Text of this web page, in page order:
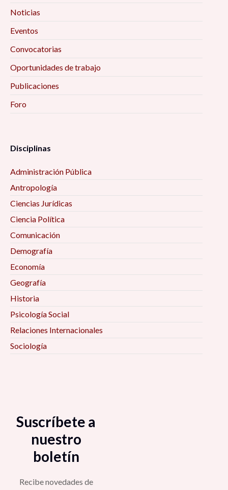
Noticias
Eventos
Convocatorias
Oportunidades de trabajo
Publicaciones
Foro
Disciplinas
Administración Pública
Antropología
Ciencias Jurídicas
Ciencia Política
Comunicación
Demografía
Economía
Geografía
Historia
Psicología Social
Relaciones Internacionales
Sociología
Suscríbete a
nuestro
boletín
Recibe novedades de